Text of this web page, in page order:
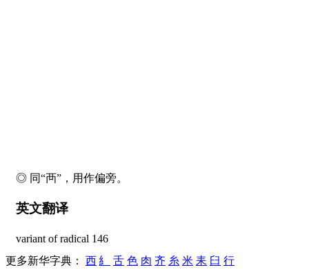
◎ 同“襾”，用作偏旁。
英文翻译
variant of radical 146
更多新华字典： 西 糹 舌 色 肉 齐 糸 米 耒 臼 行